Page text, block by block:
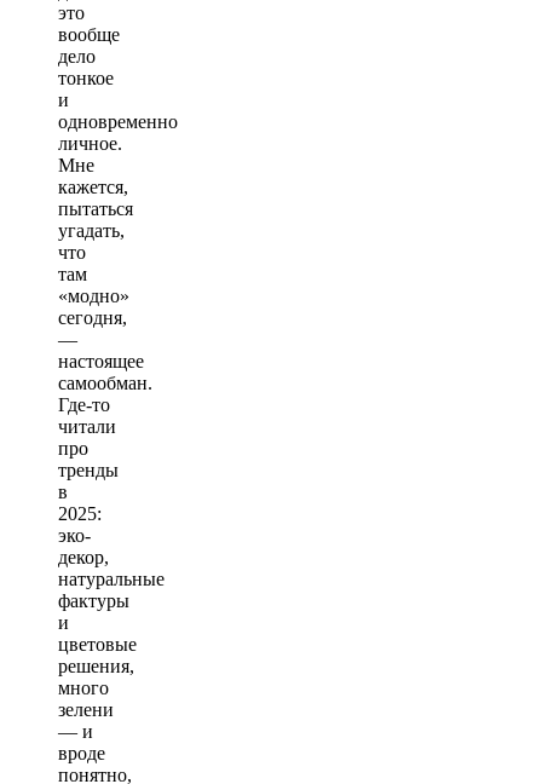
это
вообще
дело
тонкое
и
одновременно
личное.
Мне
кажется,
пытаться
угадать,
что
там
«модно»
сегодня,
—
настоящее
самообман.
Где-то
читали
про
тренды
в
2025:
эко-
декор,
натуральные
фактуры
и
цветовые
решения,
много
зелени
— и
вроде
понятно,